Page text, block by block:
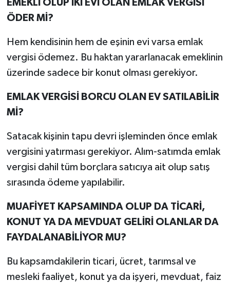
EMEKLİ OLUP İKİ EVİ OLAN EMLAK VERGİSİ
ÖDER Mİ?
Hem kendisinin hem de eşinin evi varsa emlak
vergisi ödemez. Bu haktan yararlanacak emeklinin
üzerinde sadece bir konut olması gerekiyor.
EMLAK VERGİSİ BORCU OLAN EV SATILABİLİR
Mİ?
Satacak kişinin tapu devri işleminden önce emlak
vergisini yatırması gerekiyor. Alım-satımda emlak
vergisi dahil tüm borçlara satıcıya ait olup satış
sırasında ödeme yapılabilir.
MUAFİYET KAPSAMINDA OLUP DA TİCARİ,
KONUT YA DA MEVDUAT GELİRİ OLANLAR DA
FAYDALANABİLİYOR MU?
Bu kapsamdakilerin ticari, ücret, tarımsal ve
mesleki faaliyet, konut ya da işyeri, mevduat, faiz